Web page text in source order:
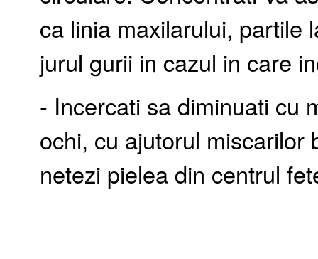
ca linia maxilarului, partile
jurul gurii in cazul in care
- Incercati sa diminuati cu
ochi, cu ajutorul miscarilor
netezi pielea din centrul